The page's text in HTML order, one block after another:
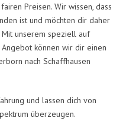
Preisen. Wir wissen, dass
ist und möchten dir daher
unserem speziell auf
können wir dir einen
nach Schaffhausen
und lassen dich von
überzeugen.